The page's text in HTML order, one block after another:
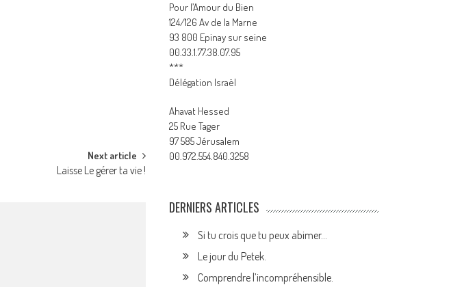
Next article
Laisse Le gérer ta vie !
Pour l’Amour du Bien
124/126 Av de la Marne
93 800 Epinay sur seine
00.33.1.77.38.07.95
***
Délégation Israël
Ahavat Hessed
25 Rue Tager
97 585 Jérusalem
00.972.554.840.3258
DERNIERS ARTICLES
Si tu crois que tu peux abimer…
Le jour du Petek.
Comprendre l’incompréhensible.